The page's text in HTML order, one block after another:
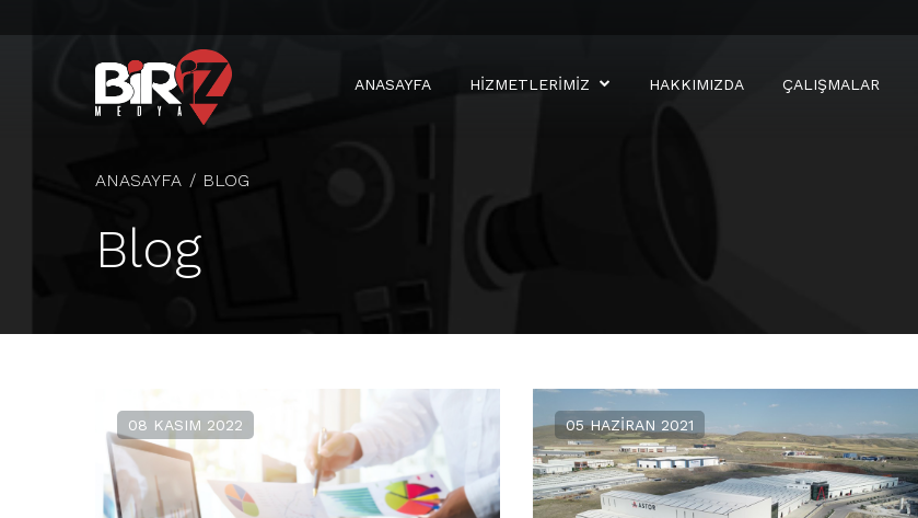
ANASAYFA HIZMETLERIMIZ HAKKIMIZDA ÇALIŞMALAR
ANASAYFA BLOG
Blog
08 KASIM 2022 05 HAZIRAN 2021